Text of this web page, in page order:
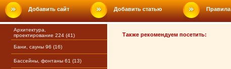
Добавить сайт Добавить статью Правила
Архитектура,
проектирование 224 (41)
Бани, сауны 96 (16)
Бассейны, фонтаны 61 (13)
Также рекомендуем посетить: